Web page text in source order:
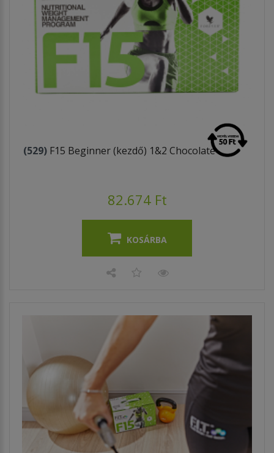
(529) F15 Beginner (kezdő) 1&2 Chocolate
82.674 Ft
KOSÁRBA